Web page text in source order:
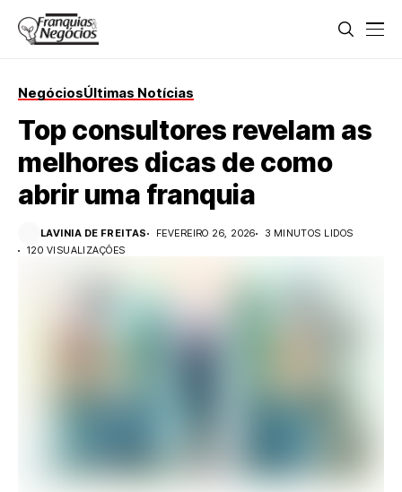
NegóciosÚltimas Notícias
Top consultores revelam as
melhores dicas de como
abrir uma franquia
LAVINIA DE FREITAS FEVEREIRO 26, 2026
3 MINUTOS LIDOS
120 VISUALIZAÇÕES